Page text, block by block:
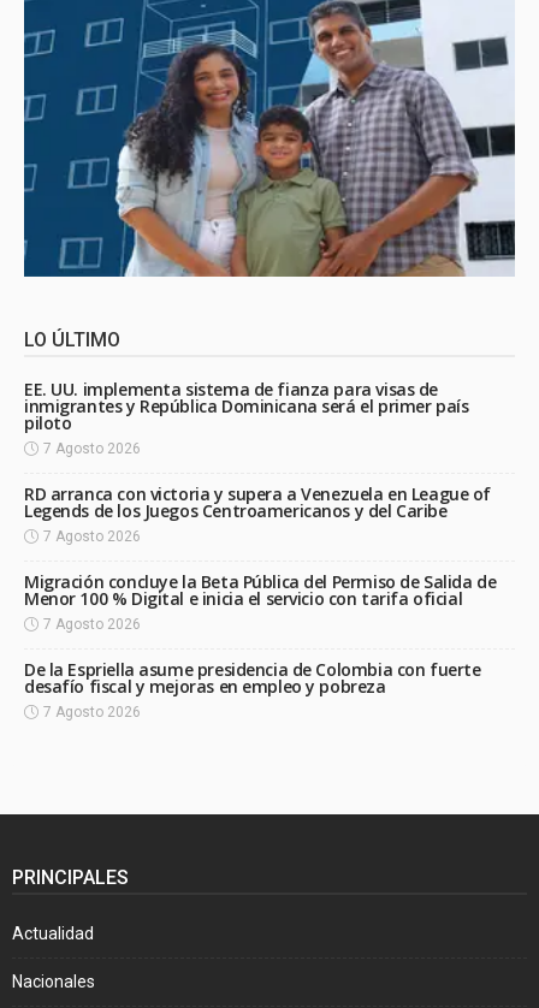
LO ÚLTIMO
EE. UU. implementa sistema de fianza para visas de
inmigrantes y República Dominicana será el primer país
piloto
7 Agosto 2026
RD arranca con victoria y supera a Venezuela en League of
Legends de los Juegos Centroamericanos y del Caribe
7 Agosto 2026
Migración concluye la Beta Pública del Permiso de Salida de
Menor 100 % Digital e inicia el servicio con tarifa oficial
7 Agosto 2026
De la Espriella asume presidencia de Colombia con fuerte
desafío fiscal y mejoras en empleo y pobreza
7 Agosto 2026
PRINCIPALES
Actualidad
Nacionales